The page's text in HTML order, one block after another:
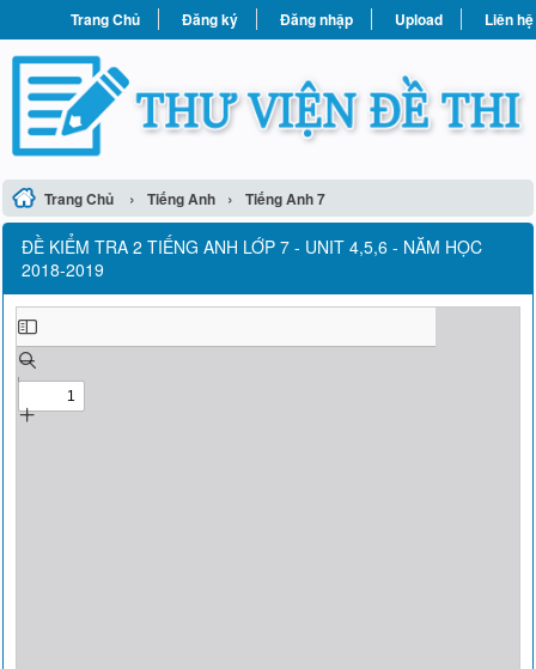
Trang Chủ Đăng ký Đăng nhập Upload Liên hệ
Trang Chủ › Tiếng Anh › Tiếng Anh 7
ĐỀ KIỂM TRA 2 TIẾNG ANH LỚP 7 - UNIT 4,5,6 - NĂM HỌC
2018-2019